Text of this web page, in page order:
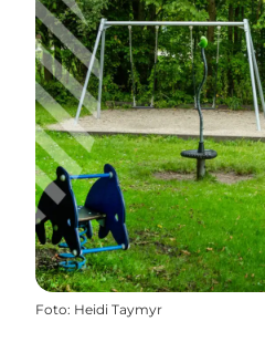
Foto: Heidi Taymyr